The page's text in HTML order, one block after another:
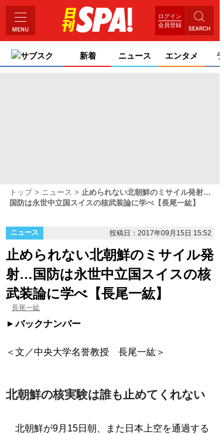
ログイン
会員登録
サブスク 新着 ニュース エンタメ
トップ ニュース
止められない北朝鮮のミサイル発射…
国防は永世中立国スイスの核武装論に学べ【長尾一紘】
ニュース 投稿日：2017年09月15日 15:52
止められない北朝鮮のミサイル発
射…国防は永世中立国スイスの核
武装論に学べ【長尾一紘】
長尾一紘
バックナンバー
＜文／中央大学名誉教授 長尾一紘＞
北朝鮮の核実験は誰も止めてくれない
北朝鮮が9月15日朝、また日本上空を通過する